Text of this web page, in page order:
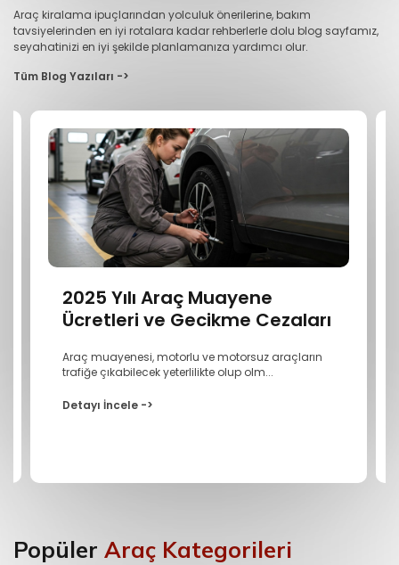
Araç kiralama ipuçlarından yolculuk önerilerine, bakım
tavsiyelerinden en iyi rotalara kadar rehberlerle dolu blog sayfamız,
seyahatinizi en iyi şekilde planlamanıza yardımcı olur.
Tüm Blog Yazıları ->
2025 Yılı Araç Muayene
Ücretleri ve Gecikme Cezaları
Araç muayenesi, motorlu ve motorsuz araçların
trafiğe çıkabilecek yeterlilikte olup olm...
Detayı İncele ->
Popüler Araç Kategorileri